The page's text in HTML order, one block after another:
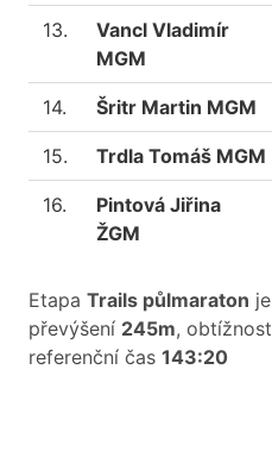
13.
Vancl Vladimír
MGM
14. Šritr Martin MGM
15. Trdla Tomáš MGM
16.
Pintová Jiřina
ŽGM
Etapa Trails půlmaraton je
převýšení 245m, obtížnost
referenční čas 143:20